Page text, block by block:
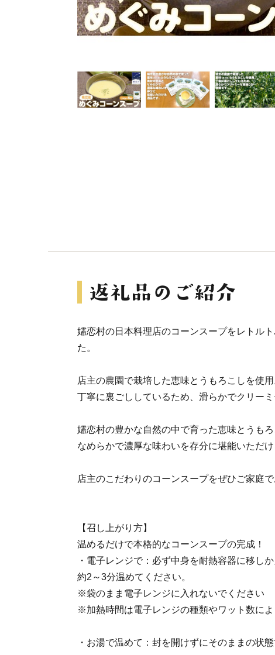
嬬恋村の日本料理店のコーンスープをレトル
た。
店主の農園で栽培した恵味とうもろこしを使用
丁寧に裏ごししているため、滑らかでクリーミ
嬬恋村の豊かな自然の中で育った恵味とうも
なめらかで濃厚な味わいを存分に堪能いただけ
店主のこだわりのコーンスープをぜひご家庭で
【召し上がり方】
温めるだけで本格的なコーンスープの完成！
・電子レンジで：必ず中身を耐熱容器に移し
約2～3分温めてください。
※袋のまま電子レンジに入れないでください
※加熱時間は電子レンジの種類やワット数によ
・お湯で温めて：封を開けずにそのままの状